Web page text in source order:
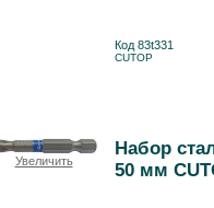
Код 83t331
CUTOP
Увеличить
Набор
50 мм